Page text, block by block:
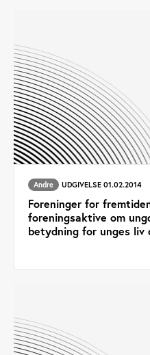
Andre UDGIVELSE 01.02.2014
Foreninger for
foreningsaktive om
betydning for unges liv